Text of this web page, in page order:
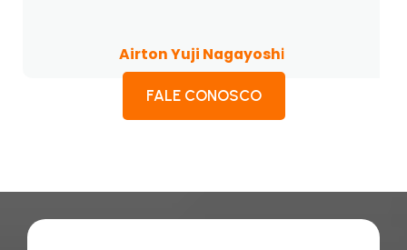
Airton Yuji Nagayoshi
FALE CONOSCO